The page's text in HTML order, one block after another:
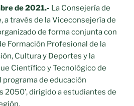
de 2021.- La Consejería de
a través de la Viceconsejería de
de forma conjunta con
Formación Profesional de la
Cultura y Deportes y la
Científico y Tecnológico de
programa de educación
2050’, dirigido a estudiantes de